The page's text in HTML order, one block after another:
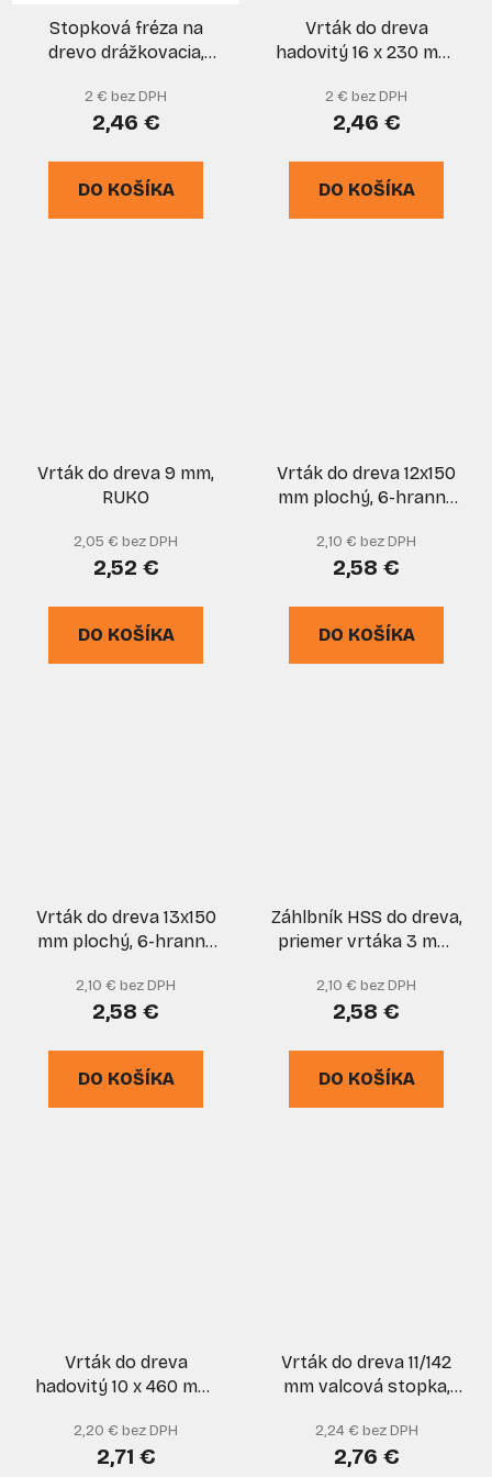
Stopková fréza na
drevo drážkovacia,
hrana 19 mm, stopka 8
mm,XL-TOOLS
2 € bez DPH
2,46 €
DO KOŠÍKA
Vrták do dreva
hadovitý 16 x 230 mm,
2 € bez DPH
2,46 €
DO KOŠÍKA
Vrták do dreva 9 mm,
RUKO
2,05 € bez DPH
2,52 €
DO KOŠÍKA
Vrták do dreva 12x150
mm plochý, 6-hranná
2,10 € bez DPH
2,58 €
DO KOŠÍKA
Vrták do dreva 13x150
mm plochý, 6-hranná
2,10 € bez DPH
2,58 €
DO KOŠÍKA
Záhlbník HSS do dreva,
priemer vrtáka 3 mm,
mm, uchytenie 6HRAN,
GEKO
2,10 € bez DPH
2,58 €
DO KOŠÍKA
Vrták do dreva
hadovitý 10 x 460 mm,
2,20 € bez DPH
2,71 €
Vrták do dreva 11/142
mm valcová stopka,
2,24 € bez DPH
2,76 €